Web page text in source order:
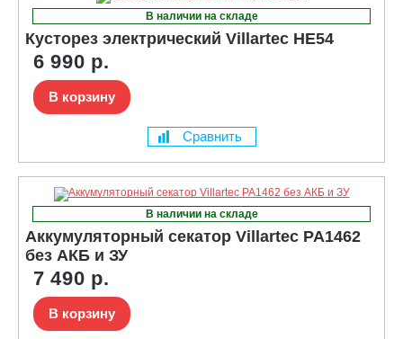
В наличии на складе
Кусторез электрический Villartec НE54
6 990 р.
В корзину
Сравнить
В наличии на складе
Аккумуляторный секатор Villartec PA1462
без АКБ и ЗУ
7 490 р.
В корзину